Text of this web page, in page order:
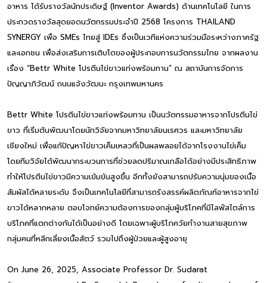
อาหาร ได้รับรางวัลนักประดิษฐ์ (Inventor Awards) ด้านเทคโนโลยี ในการ
ประกวดรางวัลสุดยอดนวัตกรรมประจำปี 2568 โครงการ THAILAND
SYNERGY เพื่อ SMEs ไทยสู่ IDEs ซึ่งเป็นเวทีแห่งความร่วมมือระหว่างภาครัฐ
และเอกชน เพื่อส่งเสริมการเติบโตของผู้ประกอบการนวัตกรรมไทย จากผลงาน
เรื่อง “Bettr White โปรตีนไข่ขาวแท่งพร้อมทาน” ณ สถาบันการจัดการ
ปัญญาภิวัฒน์ ถนนแจ้งวัฒนะ กรุงเทพมหานคร
Bettr White โปรตีนไข่ขาวแท่งพร้อมทาน เป็นนวัตกรรมอาหารจากโปรตีนไข่
ขาว ที่เริ่มต้นพัฒนาโดยนักวิจัยจากมหาวิทยาลัยนเรศวร และมหาวิทยาลัย
เชียงใหม่ เพื่อแก้ปัญหาไข่ขาวเค็มเหลวที่เป็นผลพลอยได้จากโรงงานไข่เค็ม
โดยทีมวิจัยได้พัฒนากระบวนการที่ช่วยลดปริมาณเกลือได้อย่างมีประสิทธิภาพ
ทำให้โปรตีนไข่ขาวมีความเข้มข้นสูงขึ้น อีกทั้งยังสามารถปรับความนุ่มของเนื้อ
สัมผัสได้หลายระดับ จึงเป็นเทคโนโลยีที่สามารถรังสรรค์ผลิตภัณฑ์อาหารจากไข่
ขาวได้หลากหลาย ตอบโจทย์ความต้องการของกลุ่มผู้บริโภคที่มีไลฟ์สไตล์การ
บริโภคที่แตกต่างกันได้เป็นอย่างดี โดยเฉพาะผู้บริโภควัยทำงานสายสุขภาพ
กลุ่มคนที่หลีกเลี่ยงเนื้อสัตว์ รวมไปถึงผู้ป่วยและผู้สูงอายุ
On June 26, 2025, Associate Professor Dr. Sudarat